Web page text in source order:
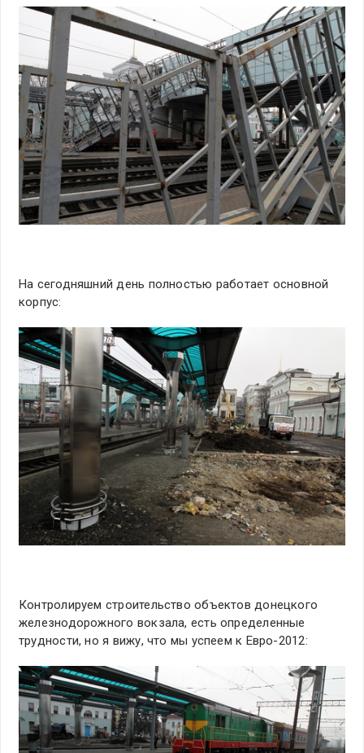
На сегодняшний день полностью работает основной
корпус:
Контролируем строительство объектов донецкого
железнодорожного вокзала, есть определенные
трудности, но я вижу, что мы успеем к Евро-2012: